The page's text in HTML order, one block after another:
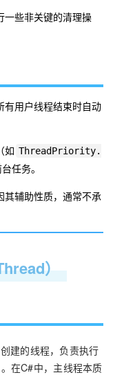
一些非关键的清理操
有用户线程结束时自动
如 ThreadPriority.
任务。
其辅助性质，通常不承
）
建的线程，负责执行
在C#中，主线程本质